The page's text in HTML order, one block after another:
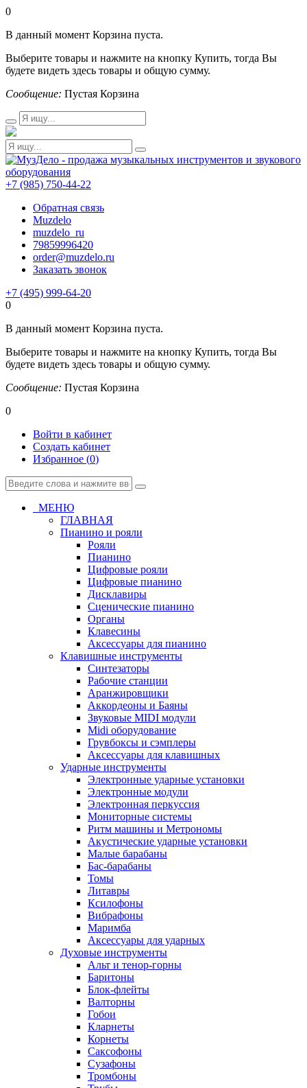
0
В данный момент Корзина пуста.
Выберите товары и нажмите на кнопку Купить, тогда Вы
будете видеть здесь товары и общую сумму.
Сообщение: Пустая Корзина
+7 (985) 750-44-22
Обратная связь
Muzdelo
muzdelo_ru
79859996420
order@muzdelo.ru
Заказать звонок
+7 (495) 999-64-20
0
В данный момент Корзина пуста.
Выберите товары и нажмите на кнопку Купить, тогда Вы
будете видеть здесь товары и общую сумму.
Сообщение: Пустая Корзина
0
Войти в кабинет
Создать кабинет
Избранное (0)
МЕНЮ
ГЛАВНАЯ
Пианино и рояли
Рояли
Пианино
Цифровые рояли
Цифровые пианино
Дисклавиры
Сценические пианино
Органы
Клавесины
Аксессуары для пианино
Клавишные инструменты
Синтезаторы
Рабочие станции
Аранжировщики
Аккордеоны и Баяны
Звуковые MIDI модули
Midi оборудование
Грувбоксы и сэмплеры
Аксессуары для клавишных
Ударные инструменты
Электронные ударные установки
Электронные модули
Электронная перкуссия
Мониторные системы
Ритм машины и Метрономы
Акустические ударные установки
Малые барабаны
Бас-барабаны
Томы
Литавры
Ксилофоны
Вибрафоны
Маримба
Аксессуары для ударных
Духовые инструменты
Альт и тенор-горны
Баритоны
Блок-флейты
Валторны
Гобои
Кларнеты
Корнеты
Саксофоны
Сузафоны
Тромбоны